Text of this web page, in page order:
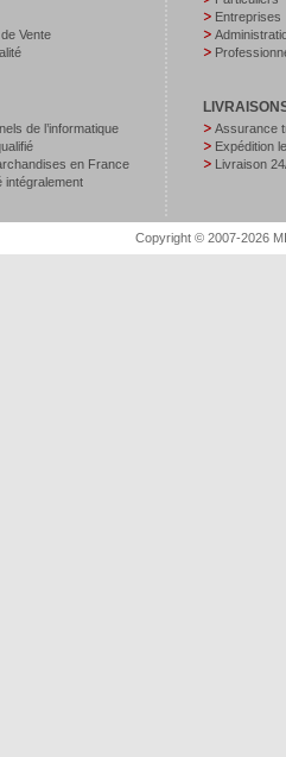
Vente
de l’informatique
en France
intégralement
Entreprises
Assurance
Expédition
Livraison
Copyright © 2007-2026